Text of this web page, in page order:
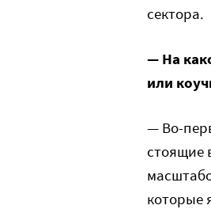
сектора.
— На
или
— Во-
стоящие
которые